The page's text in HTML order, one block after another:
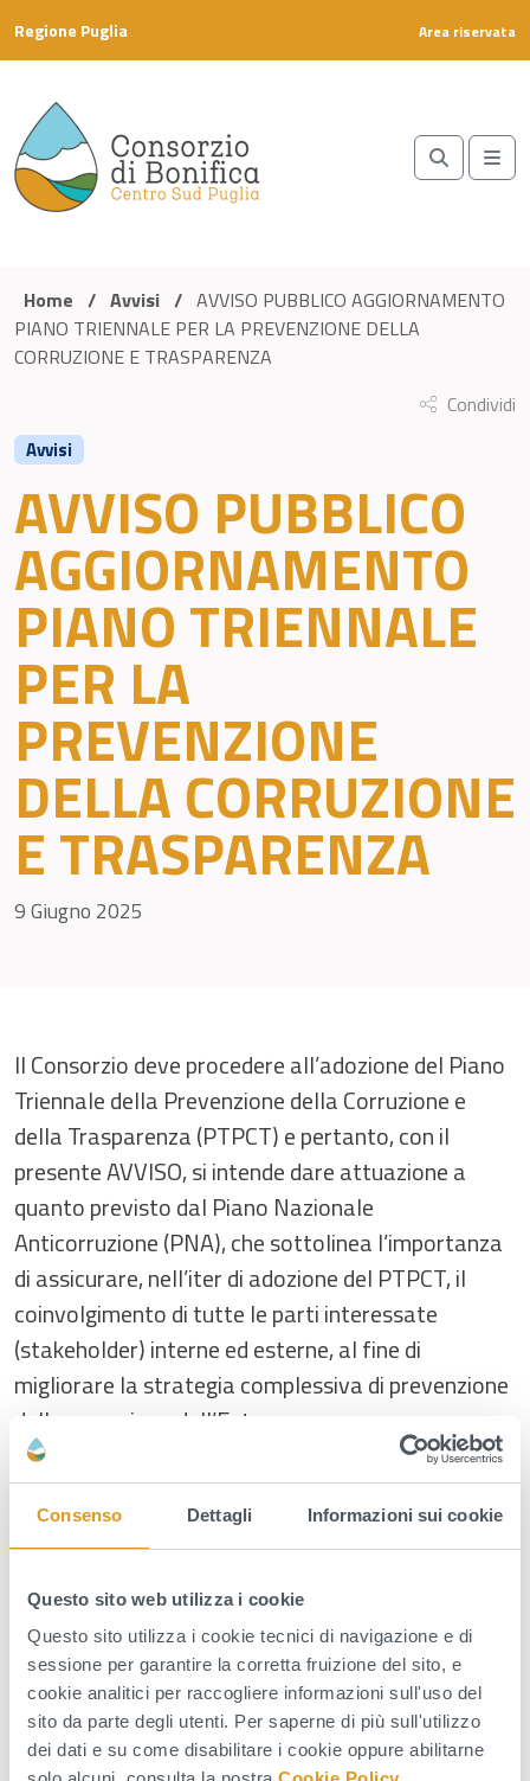
Consenso Dettagli Informazioni sui cookie
Questo sito web utilizza i cookie
Questo sito utilizza i cookie tecnici di navigazione e di
sessione per garantire la corretta fruizione del sito, e
cookie analitici per raccogliere informazioni sull'uso del
sito da parte degli utenti. Per saperne di più sull'utilizzo
dei dati e su come disabilitare i cookie oppure abilitarne
Regione Puglia Area riservata
Search
Home / Avvisi / AVVISO PUBBLICO AGGIORNAMENTO
PIANO TRIENNALE PER LA PREVENZIONE DELLA
CORRUZIONE E TRASPARENZA
Condividi
Avvisi
AVVISO PUBBLICO
AGGIORNAMENTO
PIANO TRIENNALE
PER LA
PREVENZIONE
DELLA CORRUZIONE
E TRASPARENZA
9 Giugno 2025
Il Consorzio deve procedere all’adozione del Piano
Triennale della Prevenzione della Corruzione e
della Trasparenza (PTPCT) e pertanto, con il
presente AVVISO, si intende dare attuazione a
quanto previsto dal Piano Nazionale
Anticorruzione (PNA), che sottolinea l’importanza
di assicurare, nell’iter di adozione del PTPCT, il
coinvolgimento di tutte le parti interessate
(stakeholder) interne ed esterne, al fine di
migliorare la strategia complessiva di prevenzione
della corruzione dell’Ente.
Si invitano pertanto tutti i cittadini contribuenti,
anche attraverso organizzazioni ed associazioni
portatrici di interessi collettivi,a presentare
contenuti del PTPCT vigente – di cui si terrà conto
per l’aggiornamento del PTPCT 2025-2027 –
utilizzando il modulo appositamente predisposto.